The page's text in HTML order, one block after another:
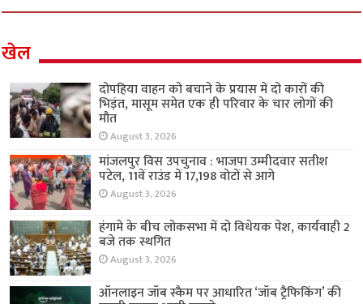
खेल
दोपहिया वाहन को बचाने के प्रयास में दो कारों की
भिड़ंत, मासूम समेत एक ही परिवार के चार लोगों की
मौत
August 3, 2026
मांजलपुर विस उपचुनाव : भाजपा उम्मीदवार सतीश
पटेल, 11वें राउंड में 17,198 वोटों से आगे
August 3, 2026
हंगामे के बीच लोकसभा में दो विधेयक पेश, कार्यवाही 2
बजे तक स्थगित
August 3, 2026
ऑनलाइन जॉब स्कैम पर आधारित ‘जॉब ट्रैफिकिंग’ की